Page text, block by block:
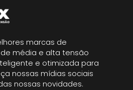
marcas de
média e alta tensão
e otimizada para
nossas mídias sociais
nossas novidades.